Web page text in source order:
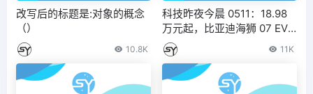
改写后的标题是:对象的概念
（）
10.8K
科技昨夜今晨 0511：18.98
万元起，比亚迪海狮 07 EV
上市；小米高管回应不再发
布 Redmi 路由器言论；WPS
被指套娃式收费，内部人士
称“会员使用 AI 功能福利期已
11K